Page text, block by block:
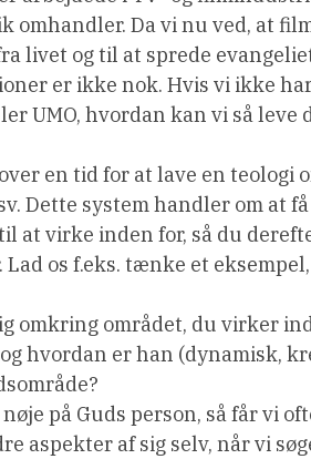
omhandler. Da vi nu ved, at
livet og til at sprede
er ikke nok. Hvis vi ikke
UMO, hvordan kan vi så leve
en tid for at lave en teologi
Dette system handler om at
at virke inden for, så du
os f.eks. tænke et
omkring området, du virker
hvordan er han (dynamisk,
på Guds person, så får vi
aspekter af sig selv, når vi